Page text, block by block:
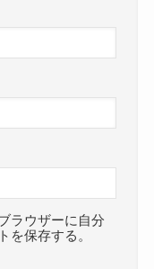
ラウザーに自分
を保存する。